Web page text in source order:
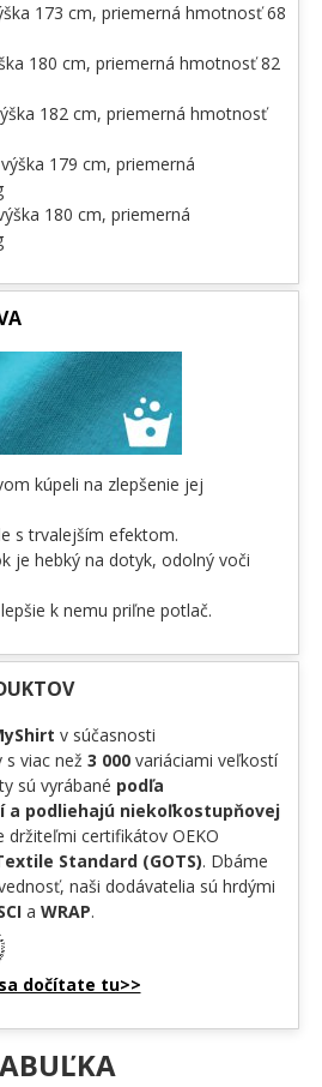
173 cm, priemerná hmotnosť 68
180 cm, priemerná hmotnosť 82
182 cm, priemerná hmotnosť
179 cm, priemerná
180 cm, priemerná
kúpeli na zlepšenie jej
s trvalejším efektom.
je hebký na dotyk, odolný voči
k nemu priľne potlač.
v súčasnosti
viac než 3 000variáciami veľkostí
sú vyrábané podľa
a podliehajú niekoľkostupňovej
držiteľmi certifikátov OEKO
Standard (GOTS). Dbáme
naši dodávatelia sú hrdými
a WRAP.
dočítate tu>>